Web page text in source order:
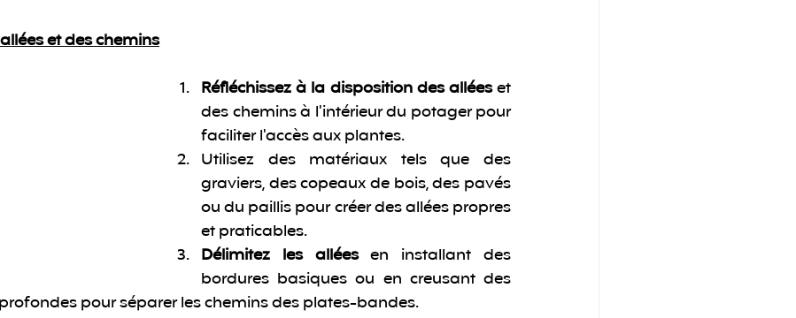
et des chemins
Réfléchissez à la disposition des allées et
des chemins à l'intérieur du potager pour
faciliter l'accès aux plantes.
Utilisez des matériaux tels que des
graviers, des copeaux de bois, des pavés
ou du paillis pour créer des allées propres
et praticables.
Délimitez les allées en installant des
bordures basiques ou en creusant des
pour séparer les chemins des plates-bandes.